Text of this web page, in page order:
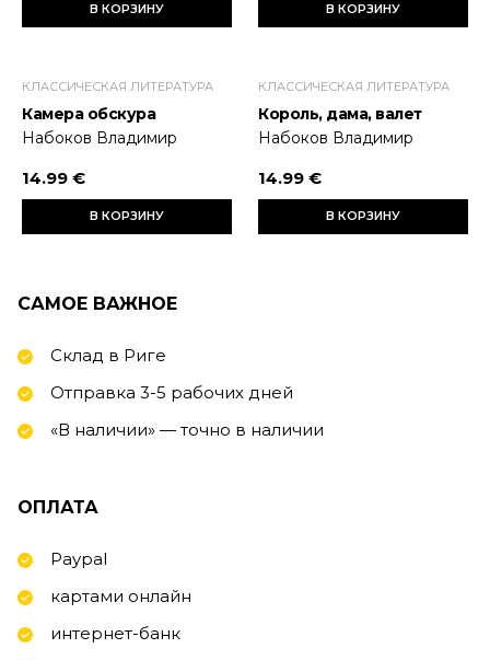
В КОРЗИНУ В КОРЗИНУ
КЛАССИЧЕСКАЯ ЛИТЕРАТУРА
Камера обскура
Набоков Владимир
14.99 €
В КОРЗИНУ
КЛАССИЧЕСКАЯ ЛИТЕРАТУРА
Король, дама, валет
Набоков Владимир
14.99 €
В КОРЗИНУ
САМОЕ ВАЖНОЕ
Склад в Риге
Отправка 3-5 рабочих дней
«В наличии» — точно в наличии
ОПЛАТА
Paypal
картами онлайн
интернет-банк